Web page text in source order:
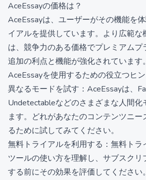
AceEssayの価格は？
AceEssayは、ユーザーがその機能を
イアルを提供しています。より広範な
は、競争力のある価格でプレミアムプ
追加の利点と機能が強化されています。
AceEssayを使用するための役立つヒン
異なるモードを試す：AceEssayは、
Undetectableなどのさまざまな人間化
ます。どれがあなたのコンテンツニ
るために試してみてください。
無料トライアルを利用する：無料トラ
ツールの使い方を理解し、サブスクリ
する前にその効果を評価してください。